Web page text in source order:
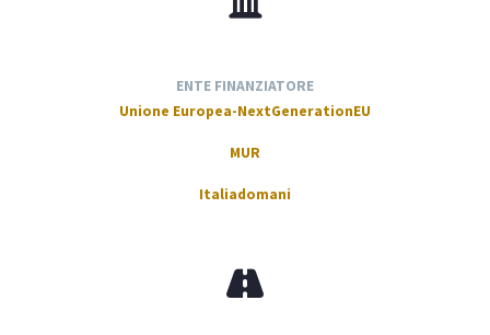
ENTE FINANZIATORE
Unione Europea-NextGenerationEU
MUR
Italiadomani